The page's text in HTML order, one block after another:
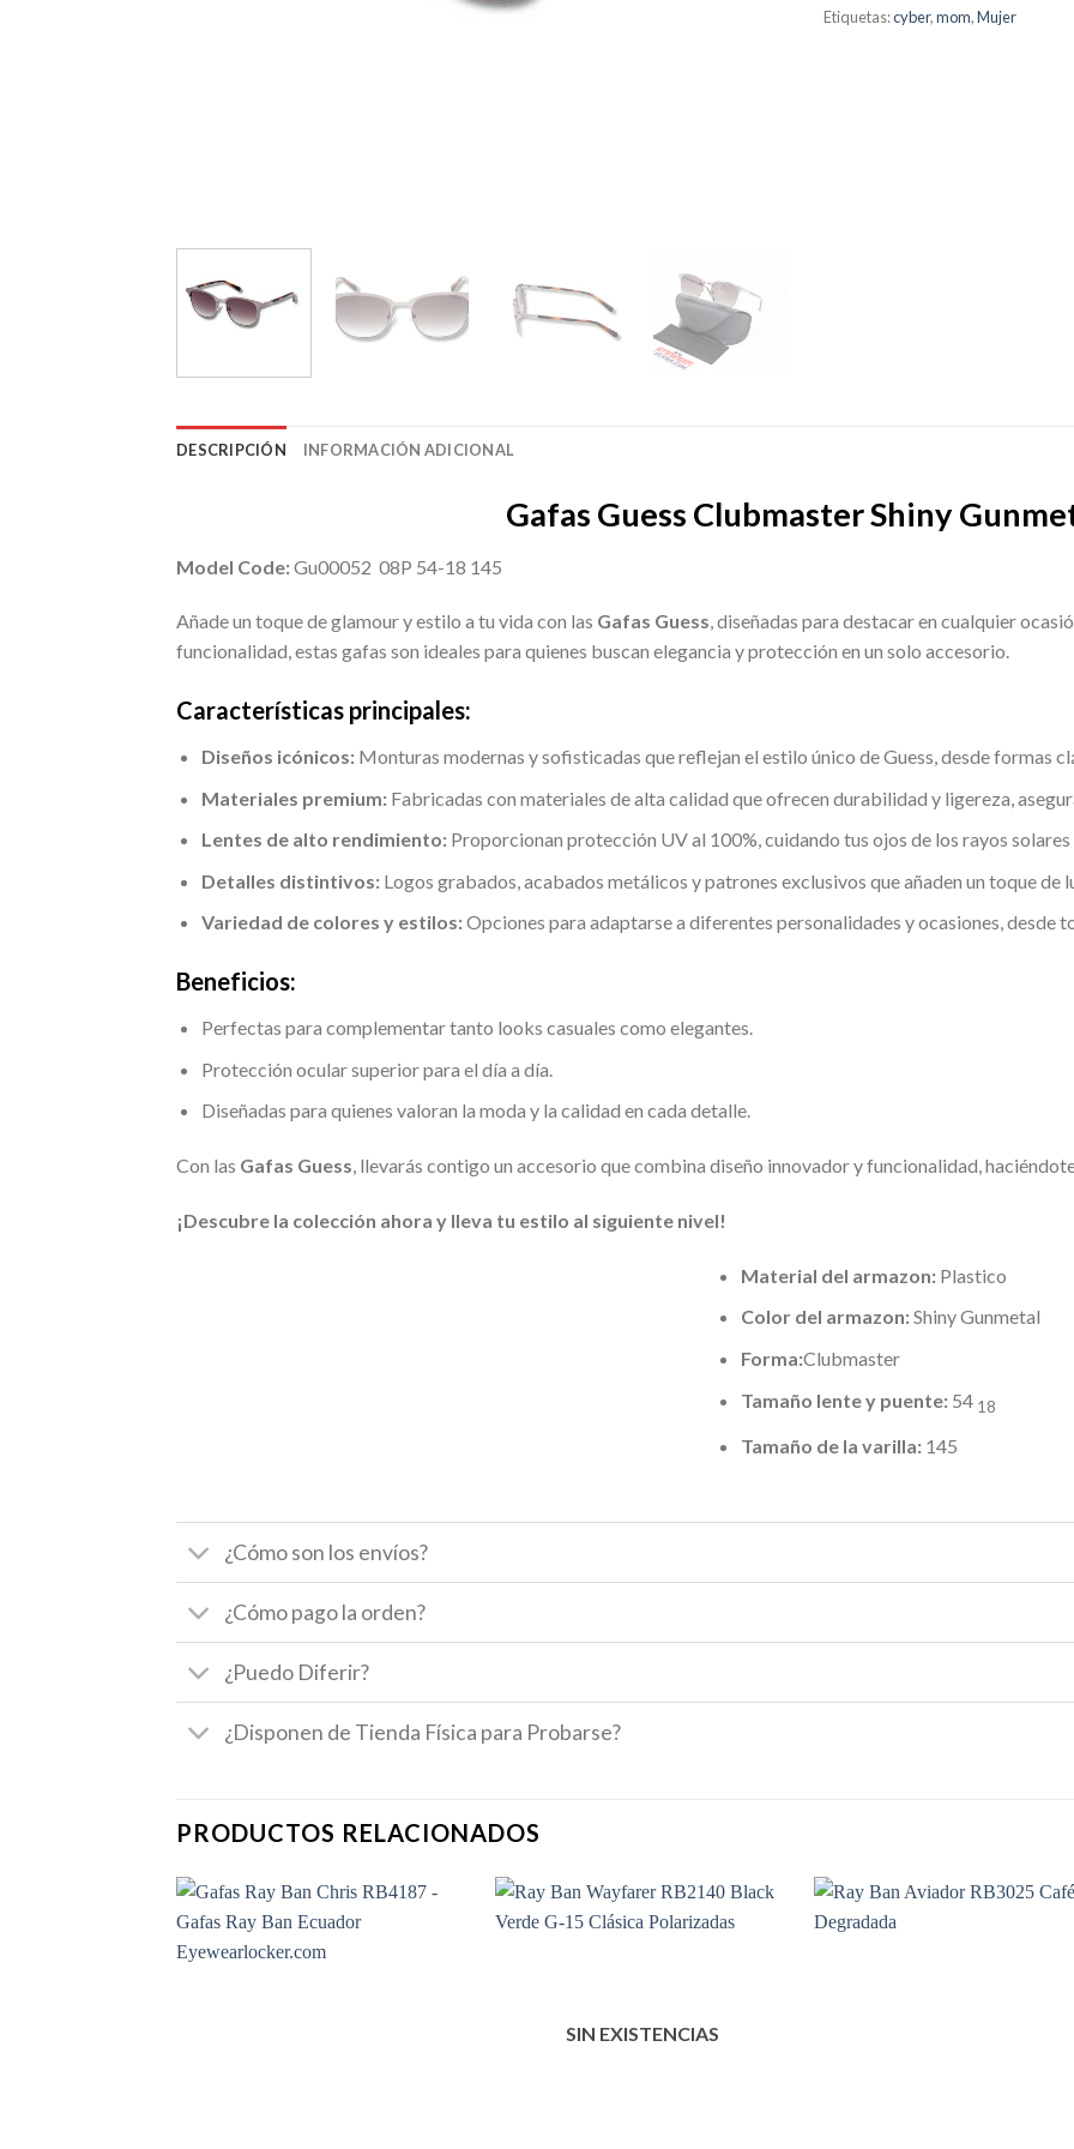
Etiquetas:cyber,mom,Mujer
DESCRIPCIÓN INFORMACIÓN ADICIONAL
Gafas Guess Clubmaster Shiny
Model Code:Gu00052 08P 54-18 145
Añade un toque de glamour y estilo a tu vida con las Gafas Guess, diseñadas para destacar en cualquier
funcionalidad, estas gafas son ideales para quienes buscan elegancia y protección en un solo accesorio.
Características principales:
Diseños icónicos:Monturas modernas y sofisticadas que reflejan el estilo único de Guess, desde formas
Materiales premium:Fabricadas con materiales de alta calidad que ofrecen durabilidad y ligereza,
Lentes de alto rendimiento:Proporcionan protección UV al 100%, cuidando tus ojos de los rayos
Detalles distintivos:Logos grabados, acabados metálicos y patrones exclusivos que añaden un toque de
Variedad de colores y estilos:Opciones para adaptarse a diferentes personalidades y ocasiones, desde
Beneficios:
Perfectas para complementar tanto looks casuales como elegantes.
Protección ocular superior para el día a día.
Diseñadas para quienes valoran la moda y la calidad en cada detalle.
Con las Gafas Guess, llevarás contigo un accesorio que combina diseño innovador y funcionalidad,
¡Descubre la colección ahora y lleva tu estilo al siguiente nivel!
Material del armazon:Plastico
Color del armazon:Shiny Gunmetal
Forma:Clubmaster
Tamaño lente y puente:5418
Tamaño de la varilla: 145
¿Cómo son los envíos?
¿Cómo pago la orden?
¿Puedo Diferir?
¿Disponen de Tienda Física para Probarse?
PRODUCTOS RELACIONADOS
SIN EXISTENCIAS